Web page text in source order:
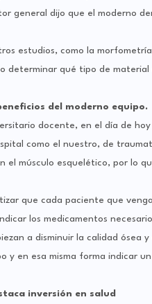
general dijo que el moderno
estudios, como la
determinar qué tipo de
del moderno equipo.
docente, en el día de
como el nuestro, de
el músculo esquelético, por lo
que cada paciente que
los medicamentos
a disminuir la calidad ósea
y en esa misma forma indicar
inversión en salud